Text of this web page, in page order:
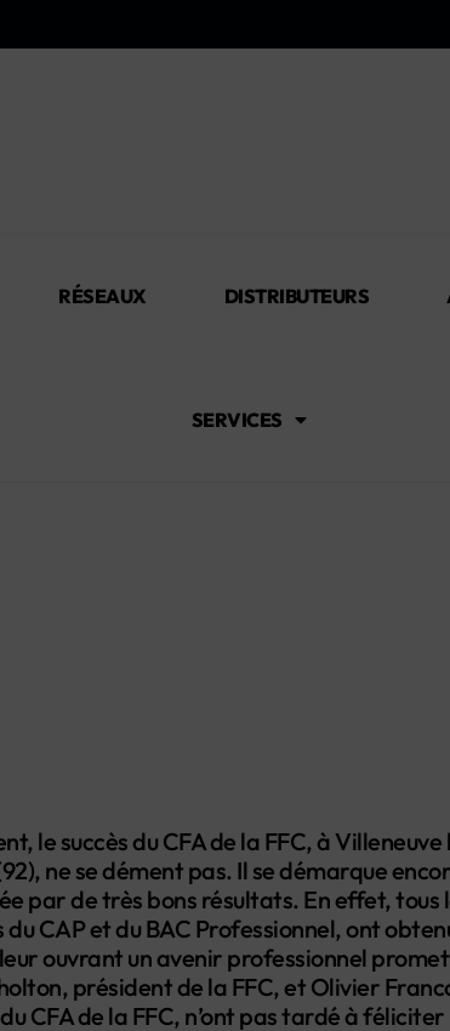
RÉSEAUX DISTRIBUTEURS
SERVICES
le succès du CFA de la FFC, à Villeneuve
ne se dément pas. Il se démarque
par de très bons résultats. En effet, tous
CAP et du BAC Professionnel, ont
ouvrant un avenir professionnel
président de la FFC, et Olivier
CFA de la FFC, n’ont pas tardé à féliciter